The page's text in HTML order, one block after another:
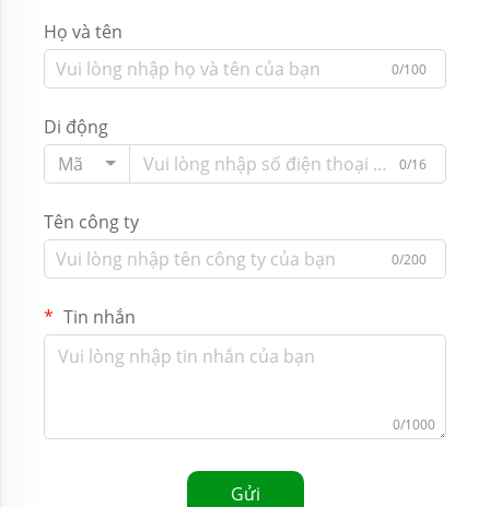
Họ và tên
0/100
Di động
Mã
0/16
Tên công ty
0/200
Tin nhắn
0/1000
Gửi